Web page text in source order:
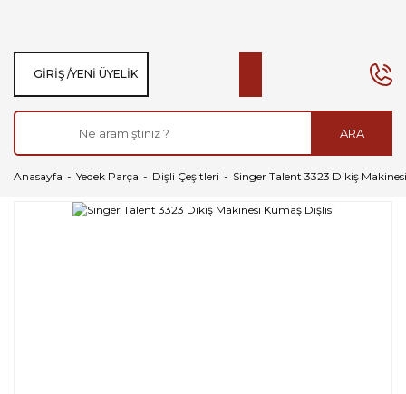
ARA
GIRIŞ /YENI ÜYELIK
Anasayfa Yedek Parça Dişli Çeşitleri Singer Talent 3323 Dikiş